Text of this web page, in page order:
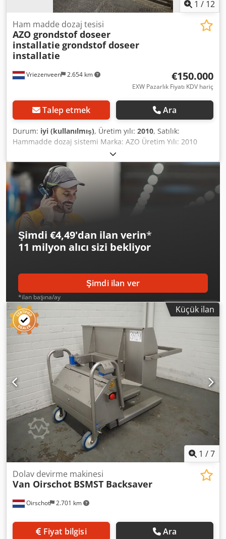
1 / 12
Vriezenveen 2.654 km
Ham madde dozaj tesisi
AZO grondstof doseer
installatie grondstof doseer
installatie
€150.000
EXW Pazarlık Fiyatı KDV hariç
Talep etmek Ara
Durum: iyi (kullanılmış), Üretim yılı: 2010, Satılık:
Hammadde dozaj sistemi Marka: AZO Üretim Yılı: 2010
Dahil olanlar: - 8 adet 500 litrelik dozaj tankı - Tam
dokümantasyon - Çerçeveler - Tartı hücreleri - Dozaj
vidaları Herhangi bir sorunuz veya yorumunuz olursa
lütfen bizimle iletişime geçmekten çekinmeyin. Crodpfx
Aoy Spg Renuof Sistemi yerinde görebilirsiniz.
Saygılarımızla, Leo Holland
Şimdi €4,49'dan ilan verin*
11 milyon alıcı sizi bekliyor
Şimdi ilan ver
*ilan başına/ay
Küçük ilan
1 /7
Oirschot 2.701 km
Dolav devirme makinesi
Van Oirschot BSMST Backsaver
Fiyat bilgisi Ara